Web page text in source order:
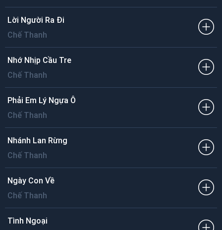
Lời Người Ra Đi
Chế Thanh
Nhớ Nhịp Cầu Tre
Chế Thanh
Phải Em Lý Ngựa Ô
Chế Thanh
Nhánh Lan Rừng
Chế Thanh
Ngày Con Về
Chế Thanh
Tình Ngoại